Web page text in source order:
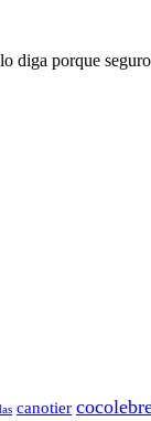
diga porque
canotier